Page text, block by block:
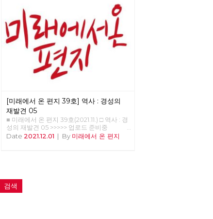
전체 예산의 35~40%를 할당받는다. 그리고
무엇보다 지방자치제에서 중앙의 심의 없이
예산을 자체적으로 짜고 결정할 수 있다. 이
주민 계획의 시작을 빅뱅이라고 부른 이유가
그 때문이다.1) 케랄라 모델의 입안자였던
EMS 남부디리파드가 집권 이후 가장 먼저
한 것은 토지 개혁이었고 토지 개혁을 어느
정도 이룬 후 바로 다음 목표로 잡은 것이 바
로 대규모 대중 조직에 의해서 실현되는 지방
자치제였다. 케랄라에서는 선출직 대표나 행
예산 사용을 결정하고자 하였다. 기속위임 정
치는 선출 공직자가 통제권을 행사하는 대의
정치와는 다르게 인민이 통제권을 가진다.2)
케랄라는 대의 정치라는 한계 내에서 기속위
임 정치에서 평의회의 역할을 대중 조직에게
맡기고자 한 것이다. 남부디리파드는 지방자
지방자치제는 인도 자본주의라는 한계 내에
서 할 수 있는 최대한의 기속위임 에 의한 의
행합일 정치를 실현하고자 한 것이었다. <그
[미래에서 온 편지 39호] 역사 : 경성의
재발견 05
■ 미래에서 온 편지 39호(2021.11.) □ 역사 : 경
성의 재발견 05 >>>>> 업로드 준비중
<<<<<<
Date 2021.12.01 | By 미래에서 온 편지
검색